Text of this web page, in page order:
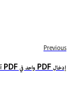
Previous
إدخال PDF واحد في PDF آخر